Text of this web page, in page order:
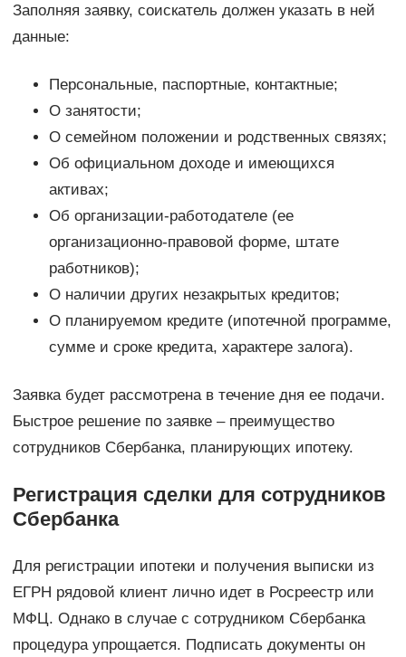
Заполняя заявку, соискатель должен указать в ней
данные:
Персональные, паспортные, контактные;
О занятости;
О семейном положении и родственных связях;
Об официальном доходе и имеющихся
активах;
Об организации-работодателе (ее
организационно-правовой форме, штате
работников);
О наличии других незакрытых кредитов;
О планируемом кредите (ипотечной программе,
сумме и сроке кредита, характере залога).
Заявка будет рассмотрена в течение дня ее подачи.
Быстрое решение по заявке – преимущество
сотрудников Сбербанка, планирующих ипотеку.
Регистрация сделки для сотрудников
Сбербанка
Для регистрации ипотеки и получения выписки из
ЕГРН рядовой клиент лично идет в Росреестр или
МФЦ. Однако в случае с сотрудником Сбербанка
процедура упрощается. Подписать документы он